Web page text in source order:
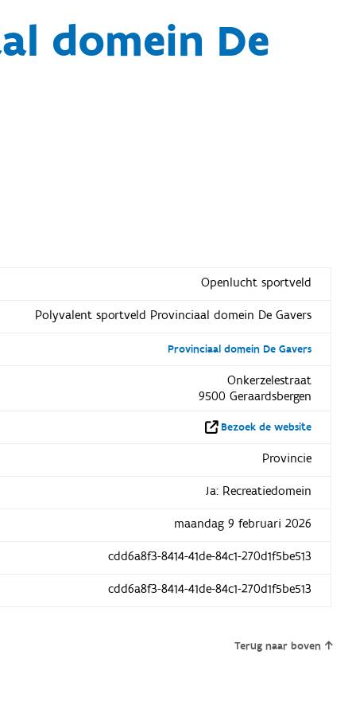
domein De
Openlucht sportveld
Polyvalent sportveld Provinciaal domein De Gavers
Provinciaal domein De Gavers
Onkerzelestraat
9500 Geraardsbergen
Bezoek de website
Provincie
Ja: Recreatiedomein
maandag 9 februari 2026
cdd6a8f3-8414-41de-84c1-270d1f5be513
cdd6a8f3-8414-41de-84c1-270d1f5be513
Terug naar boven